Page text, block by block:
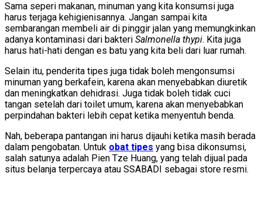
Sama seperi makanan, minuman yang kita konsumsi juga
harus terjaga kehigienisannya. Jangan sampai kita
sembarangan membeli air di pinggir jalan yang memungkinkan
adanya kontaminasi dari bakteri Salmonella thypi. Kita juga
harus hati-hati dengan es batu yang kita beli dari luar rumah.
Selain itu, penderita tipes juga tidak boleh mengonsumsi
minuman yang berkafein, karena akan menyebabkan diuretik
dan meningkatkan dehidrasi. Juga tidak boleh tidak cuci
tangan setelah dari toilet umum, karena akan menyebabkan
perpindahan bakteri lebih cepat ketika menyentuh benda.
Nah, beberapa pantangan ini harus dijauhi ketika masih berada
dalam pengobatan. Untuk obat tipes yang bisa dikonsumsi,
salah satunya adalah Pien Tze Huang, yang telah dijual pada
situs belanja terpercaya atau SSABADI sebagai store resmi.